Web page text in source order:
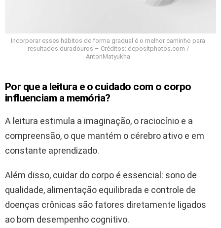
Incorporar esses hábitos de forma gradual é o melhor caminho para
resultados duradouros – Créditos: depositphotos.com /
AntonMatyukha
Por que a leitura e o cuidado com o corpo
influenciam a memória?
A leitura estimula a imaginação, o raciocínio e a
compreensão, o que mantém o cérebro ativo e em
constante aprendizado.
Além disso, cuidar do corpo é essencial: sono de
qualidade, alimentação equilibrada e controle de
doenças crônicas são fatores diretamente ligados
ao bom desempenho cognitivo.